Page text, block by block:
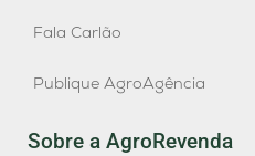
Fala Carlão
Publique AgroAgência
Sobre a AgroRevenda